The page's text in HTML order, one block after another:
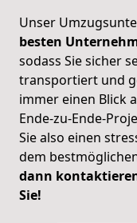
Unser
besten
sodass Sie sicher
transportiert und
immer einen Blick
Ende-zu-Ende-
Sie also einen
dem
dann
Sie!